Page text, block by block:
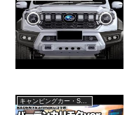
キャンピングカー・SUV人気車種